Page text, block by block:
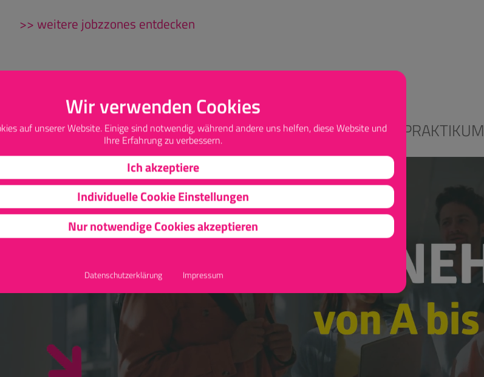
Wir verwenden Cookies
auf unserer Website. Einige sind notwendig, während andere uns helfen, diese Website und
Ihre Erfahrung zu verbessern.
Ich akzeptiere
Individuelle Cookie Einstellungen
Nur notwendige Cookies akzeptieren
Datenschutzerklärung Impressum
>> weitere jobzzones entdecken
AUSBILDUNGSBERUFE DUALES STUDIUM PRAKTIKUM